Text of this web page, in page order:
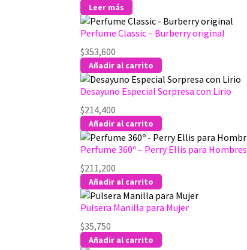
Leer más
Perfume Classic – Burberry original
$353,600
Añadir al carrito
Desayuno Especial Sorpresa con Lirio
$214,400
Añadir al carrito
Perfume 360º – Perry Ellis para Hombres
$211,200
Añadir al carrito
Pulsera Manilla para Mujer
$35,750
Añadir al carrito